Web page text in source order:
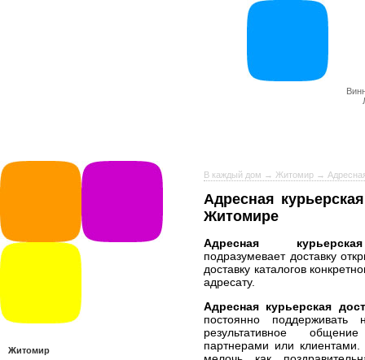
Житомир
В каждый дом → Житомир →
Адресная
Житомире
Адресная
подразумевает доставку
доставку каталогов
адресату.
Адресная курьерская
постоянно поддерживать
результативное
партнерами или клиентами.